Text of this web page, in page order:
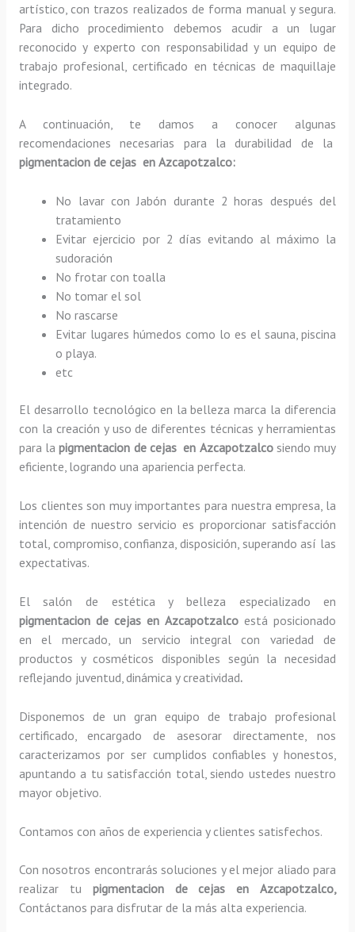
artístico, con trazos realizados de forma manual y segura.
Para dicho procedimiento debemos acudir a un lugar
reconocido y experto con responsabilidad y un equipo de
trabajo profesional, certificado en técnicas de maquillaje
integrado.
A continuación, te damos a conocer algunas
recomendaciones necesarias para la durabilidad de la
pigmentacion de cejas en Azcapotzalco:
No lavar con Jabón durante 2 horas después del
tratamiento
Evitar ejercicio por 2 días evitando al máximo la
sudoración
No frotar con toalla
No tomar el sol
No rascarse
Evitar lugares húmedos como lo es el sauna, piscina
o playa.
etc
El desarrollo tecnológico en la belleza marca la diferencia
con la creación y uso de diferentes técnicas y herramientas
para lapigmentacion de cejas en Azcapotzalcosiendo muy
eficiente, logrando una apariencia perfecta.
Los clientes son muy importantes para nuestra empresa, la
intención de nuestro servicio es proporcionar satisfacción
total, compromiso, confianza, disposición, superando así las
expectativas.
El salón de estética y belleza especializado en
pigmentacion de cejas en Azcapotzalco está posicionado
en el mercado, un servicio integral con variedad de
productos y cosméticos disponibles según la necesidad
reflejando juventud, dinámica y creatividad.
Disponemos de un gran equipo de trabajo profesional
certificado, encargado de asesorar directamente, nos
caracterizamos por ser cumplidos confiables y honestos,
apuntando a tu satisfacción total, siendo ustedes nuestro
mayor objetivo.
Contamos con años de experiencia y clientes satisfechos.
Con nosotros encontrarás soluciones y el mejor aliado para
realizar tu pigmentacion de cejas en Azcapotzalco,
Contáctanos para disfrutar de la más alta experiencia.